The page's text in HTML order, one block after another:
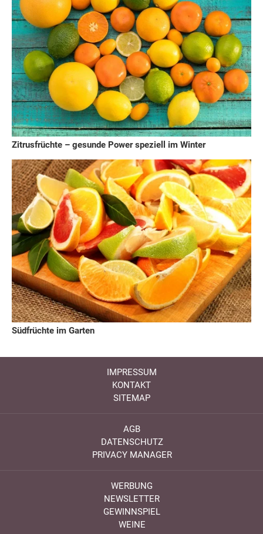
Zitrusfrüchte – gesunde Power speziell im Winter
Südfrüchte im Garten
IMPRESSUM
KONTAKT
SITEMAP
AGB
DATENSCHUTZ
PRIVACY MANAGER
WERBUNG
NEWSLETTER
GEWINNSPIEL
WEINE